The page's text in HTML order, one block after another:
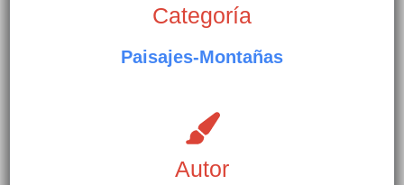
Categoría
Paisajes-Montañas
Autor